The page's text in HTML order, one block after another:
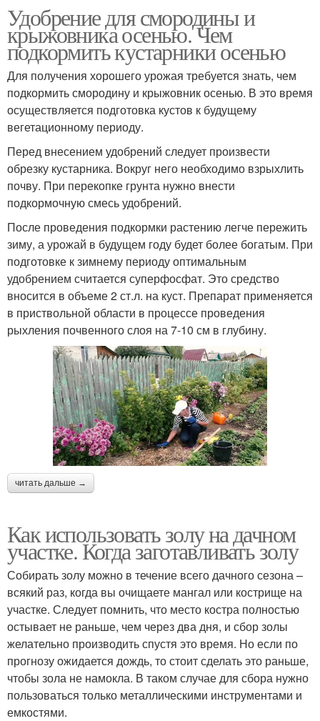
Удобрение для смородины и
крыжовника осенью. Чем
подкормить кустарники осенью
Для получения хорошего урожая требуется знать, чем
подкормить смородину и крыжовник осенью. В это время
осуществляется подготовка кустов к будущему
вегетационному периоду.
Перед внесением удобрений следует произвести
обрезку кустарника. Вокруг него необходимо взрыхлить
почву. При перекопке грунта нужно внести
подкормочную смесь удобрений.
После проведения подкормки растению легче пережить
зиму, а урожай в будущем году будет более богатым. При
подготовке к зимнему периоду оптимальным
удобрением считается суперфосфат. Это средство
вносится в объеме 2 ст.л. на куст. Препарат применяется
в приствольной области в процессе проведения
рыхления почвенного слоя на 7-10 см в глубину.
читать дальше →
Как использовать золу на дачном
участке. Когда заготавливать золу
Собирать золу можно в течение всего дачного сезона –
всякий раз, когда вы очищаете мангал или кострище на
участке. Следует помнить, что место костра полностью
остывает не раньше, чем через два дня, и сбор золы
желательно производить спустя это время. Но если по
прогнозу ожидается дождь, то стоит сделать это раньше,
чтобы зола не намокла. В таком случае для сбора нужно
пользоваться только металлическими инструментами и
емкостями.